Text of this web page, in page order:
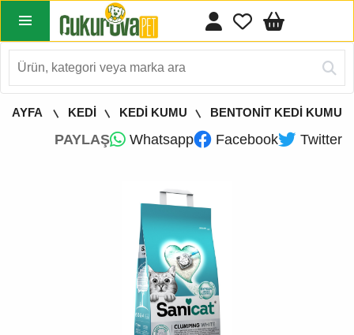
SAYFA KEDİ KEDİ KUMU BENTONİT KEDİ KUMU
PAYLAŞ Whatsapp Facebook Twitter